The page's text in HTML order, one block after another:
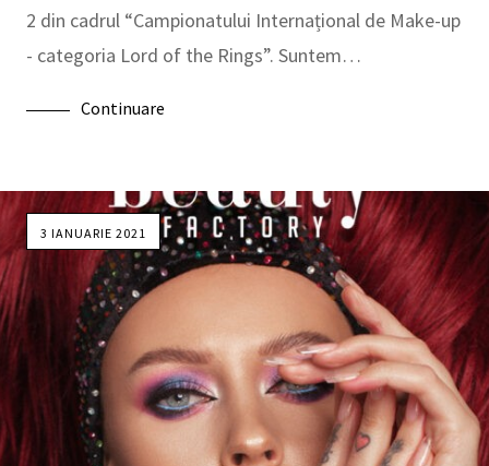
2 din cadrul “Campionatului Internațional de Make-up
- categoria Lord of the Rings”. Suntem…
Continuare
3 IANUARIE 2021